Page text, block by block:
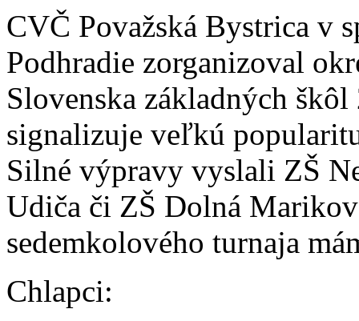
CVČ Považská Bystrica v
Podhradie zorganizoval
Slovenska základných
signalizuje veľkú
Silné výpravy vyslali ZŠ
Udiča či ZŠ Dolná
sedemkolového turnaja
Chlapci: